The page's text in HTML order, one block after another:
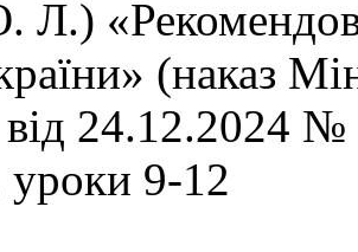
(наказ
від 24.12.2024
9-12